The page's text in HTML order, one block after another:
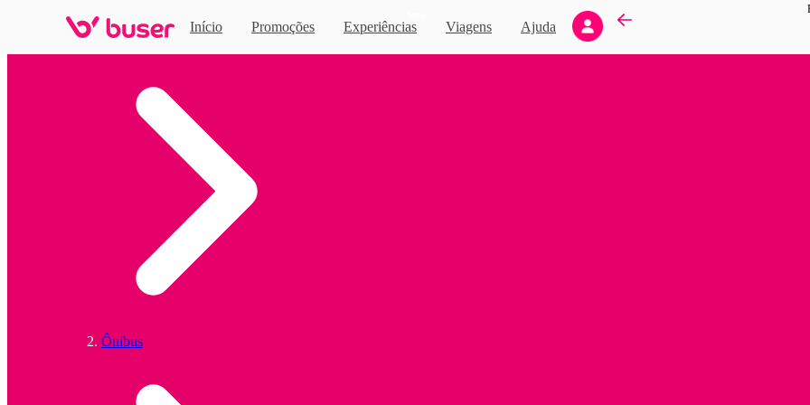
Início Promoções Experiências Viagens Ajuda
Ônibus